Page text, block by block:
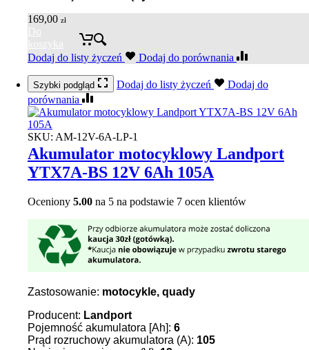
169,00 zł
Do
koszyka
Dodaj do listy życzeń
Dodaj do porównania
Szybki podgląd Dodaj do listy życzeń
Dodaj do
porównania
SKU: AM-12V-6A-LP-1
Akumulator motocyklowy Landport
YTX7A-BS 12V 6Ah 105A
Oceniony 5.00 na 5 na podstawie 7 ocen klientów
Zastosowanie: motocykle, quady
Producent: Landport
Pojemność akumulatora [Ah]: 6
Prąd rozruchowy akumulatora (A): 105